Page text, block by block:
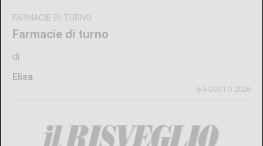
FARMACIE DI TURNO
Farmacie di turno
di
Elisa
6 AGOSTO 2026